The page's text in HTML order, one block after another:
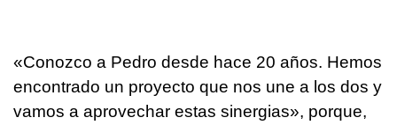
«Conozco a Pedro desde hace 20 años. Hemos
encontrado un proyecto que nos une a los dos y
vamos a aprovechar estas sinergias», porque,